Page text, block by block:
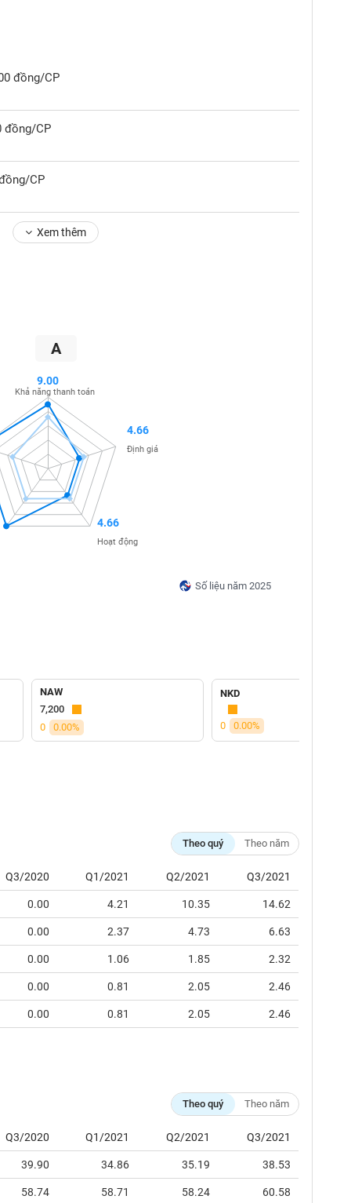
đồng/CP
đồng/CP
CP
Xem thêm
A
Số liệu năm 2025
9.00
Khả năng thanh toán
4.66
Định giá
4.66
Hoạt động
NAW
7,200
0
0.00%
NKD
0 0.00%
Theo quý Theo năm
Q3/2020 Q1/2021 Q2/2021 Q3/2021
0.00 4.21 10.35 14.62
0.00 2.37 4.73 6.63
0.00 1.06 1.85 2.32
0.00 0.81 2.05 2.46
0.00 0.81 2.05 2.46
Theo quý Theo năm
Q3/2020 Q1/2021 Q2/2021 Q3/2021
39.90 34.86 35.19 38.53
58.74 58.71 58.24 60.58